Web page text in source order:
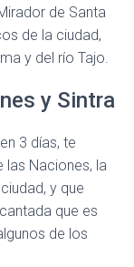
de Santa
de la ciudad,
y del río Tajo.
y Sintra
3 días, te
las Naciones, la
y que
que es
de los